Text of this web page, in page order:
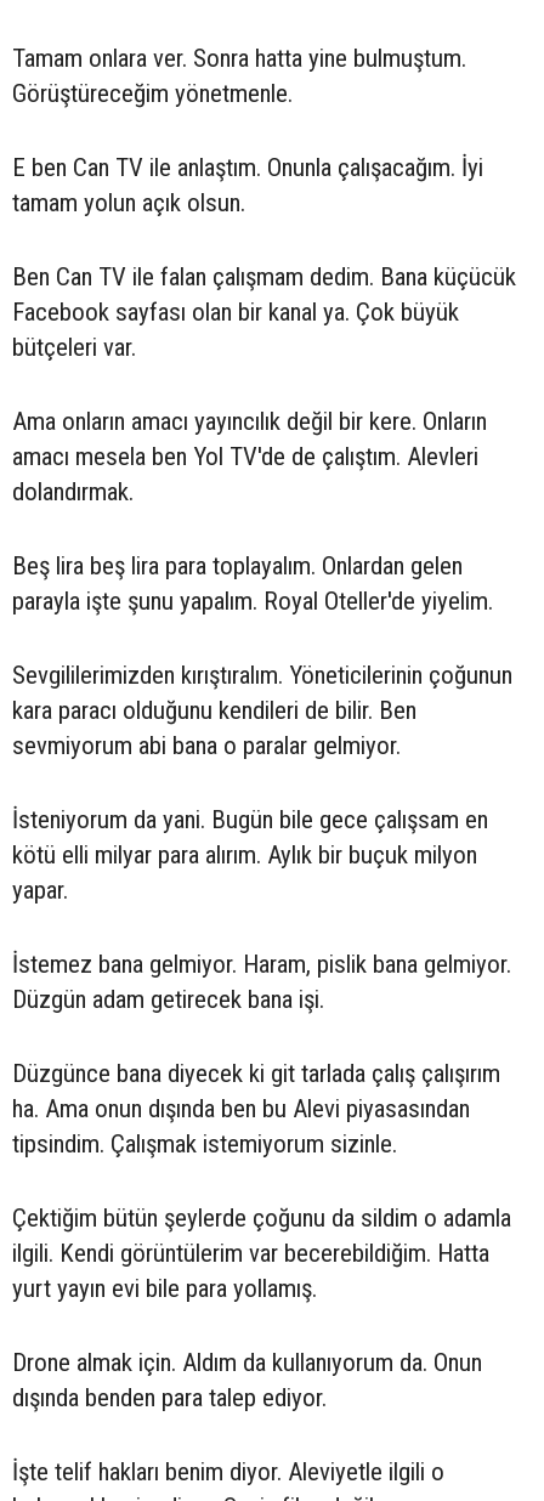
Tamam onlara ver. Sonra hatta yine bulmuştum.
Görüştüreceğim yönetmenle.
E ben Can TV ile anlaştım. Onunla çalışacağım. İyi
tamam yolun açık olsun.
Ben Can TV ile falan çalışmam dedim. Bana küçücük
Facebook sayfası olan bir kanal ya. Çok büyük
bütçeleri var.
Ama onların amacı yayıncılık değil bir kere. Onların
amacı mesela ben Yol TV'de de çalıştım. Alevleri
dolandırmak.
Beş lira beş lira para toplayalım. Onlardan gelen
parayla işte şunu yapalım. Royal Oteller'de yiyelim.
Sevgililerimizden kırıştıralım. Yöneticilerinin çoğunun
kara paracı olduğunu kendileri de bilir. Ben
sevmiyorum abi bana o paralar gelmiyor.
İsteniyorum da yani. Bugün bile gece çalışsam en
kötü elli milyar para alırım. Aylık bir buçuk milyon
yapar.
İstemez bana gelmiyor. Haram, pislik bana gelmiyor.
Düzgün adam getirecek bana işi.
Düzgünce bana diyecek ki git tarlada çalış çalışırım
ha. Ama onun dışında ben bu Alevi piyasasından
tipsindim. Çalışmak istemiyorum sizinle.
Çektiğim bütün şeylerde çoğunu da sildim o adamla
ilgili. Kendi görüntülerim var becerebildiğim. Hatta
yurt yayın evi bile para yollamış.
Drone almak için. Aldım da kullanıyorum da. Onun
dışında benden para talep ediyor.
İşte telif hakları benim diyor. Aleviyetle ilgili o